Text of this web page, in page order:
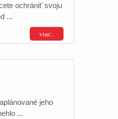
ochrániť svoju
...
viac..
jeho
...